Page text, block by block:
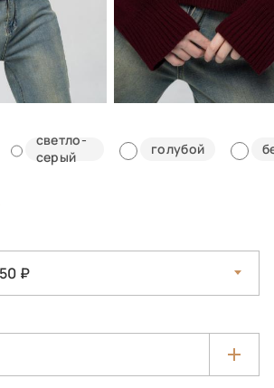
светло-
серый
голубой